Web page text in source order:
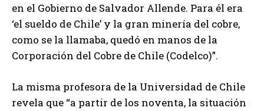
en el Gobierno de Salvador Allende. Para él era
‘el sueldo de Chile’ y la gran minería del cobre,
como se la llamaba, quedó en manos de la
Corporación del Cobre de Chile (Codelco)”.
La misma profesora de la Universidad de Chile
revela que “a partir de los noventa, la situación